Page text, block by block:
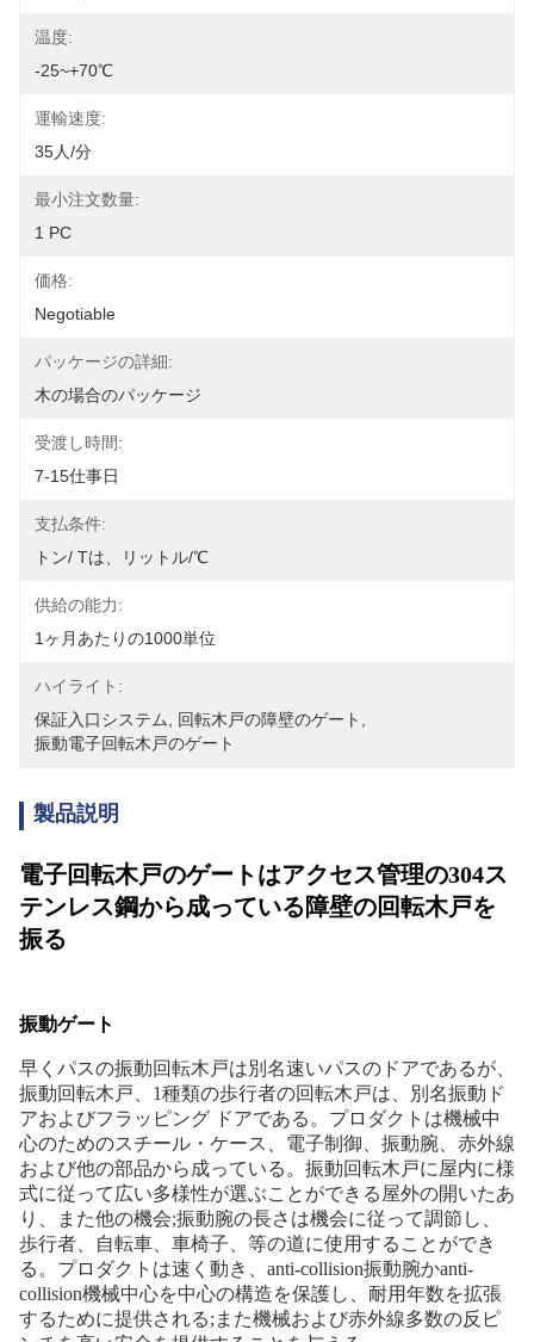
温度:
-25~+70℃
運輸速度:
35人/分
最小注文数量:
1 PC
価格:
Negotiable
パッケージの詳細:
木の場合のパッケージ
受渡し時間:
7-15仕事日
支払条件:
トン/ Tは、リットル/℃
供給の能力:
1ヶ月あたりの1000単位
ハイライト:
保証入口システム
回転木戸の障壁のゲート
振動電子回転木戸のゲート
製品説明
電子回転木戸のゲートはアクセス管理の304ス
テンレス鋼から成っている障壁の回転木戸を
振る
振動ゲート
早くパスの振動回転木戸は別名速いパスのドアであるが、
振動回転木戸、1種類の歩行者の回転木戸は、別名振動ド
アおよびフラッピング ドアである。プロダクトは機械中
心のためのスチール・ケース、電子制御、振動腕、赤外線
および他の部品から成っている。振動回転木戸に屋内に様
式に従って広い多様性が選ぶことができる屋外の開いたあ
り、また他の機会;振動腕の長さは機会に従って調節し、
歩行者、自転車、車椅子、等の道に使用することができ
る。プロダクトは速く動き、anti-collision振動腕かanti-
collision機械中心を中心の構造を保護し、耐用年数を拡張
するために提供される;また機械および赤外線多数の反ピ